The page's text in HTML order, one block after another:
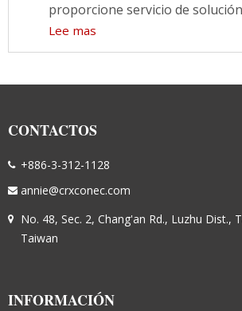
proporcione servicio de solución
Lee mas
CONTACTOS
+886-3-312-1128
annie@crxconec.com
No. 48, Sec. 2, Chang'an Rd., Luzhu Dist.,
Taiwan
INFORMACIÓN